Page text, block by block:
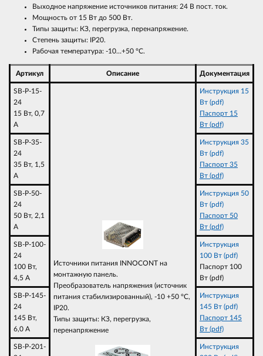
Выходное напряжение источников питания: 24 В пост. ток.
Мощность от 15 Вт до 500 Вт.
Типы защиты: КЗ, перегрузка, перенапряжение.
Степень защиты: IP20.
Рабочая температура: -10…+50 °C.
Артикул Описание Документация
SB-P-15-
24
15 Вт, 0,7
A
Источники питания INNOCONT на
монтажную панель.
Преобразователь напряжения (источник
питания стабилизированный), -10 +50 °C,
IP20.
Типы защиты: КЗ, перегрузка,
перенапряжение
Инструкция 15
Вт (pdf)
Паспорт 15
Вт (pdf)
SB-P-35-
24
35 Вт, 1,5
A
Инструкция 35
Вт (pdf)
Паспорт 35
Вт (pdf)
SB-P-50-
24
50 Вт, 2,1
A
Инструкция 50
Вт (pdf)
Паспорт 50
Вт (pdf)
SB-P-100-
24
100 Вт,
4,5 A
Инструкция
100 Вт (pdf)
Паспорт 100
Вт (pdf)
SB-P-145-
24
145 Вт,
6,0 A
Инструкция
145 Вт (pdf)
Паспорт 145
Вт (pdf)
SB-P-201-
Инструкция